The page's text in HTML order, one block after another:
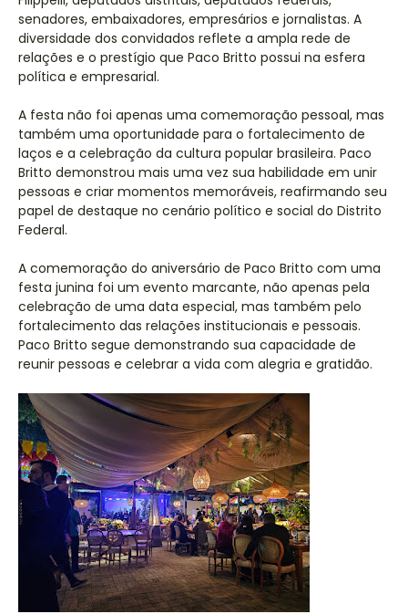
senadores, embaixadores, empresários e jornalistas. A
diversidade dos convidados reflete a ampla rede de
relações e o prestígio que Paco Britto possui na esfera
política e empresarial.
A festa não foi apenas uma comemoração pessoal, mas
também uma oportunidade para o fortalecimento de
laços e a celebração da cultura popular brasileira. Paco
Britto demonstrou mais uma vez sua habilidade em unir
pessoas e criar momentos memoráveis, reafirmando seu
papel de destaque no cenário político e social do Distrito
Federal.
A comemoração do aniversário de Paco Britto com uma
festa junina foi um evento marcante, não apenas pela
celebração de uma data especial, mas também pelo
fortalecimento das relações institucionais e pessoais.
Paco Britto segue demonstrando sua capacidade de
reunir pessoas e celebrar a vida com alegria e gratidão.